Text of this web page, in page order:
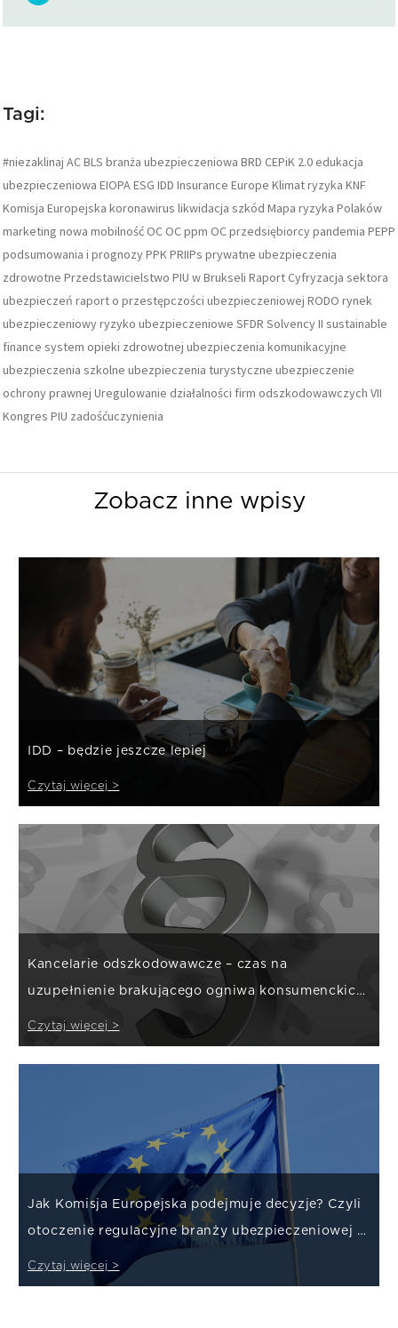
dźwiękowych
Tagi:
#niezaklinaj ACBLS branża ubezpieczeniowa BRD CEPiK 2.0 edukacja
ubezpieczeniowa EIOPAESG IDD Insurance Europe Klimat ryzyka KNF
Komisja Europejska koronawirus likwidacja szkód Mapa ryzyka Polaków
marketing nowa mobilność OC OC ppm OC przedsiębiorcypandemia PEPP
podsumowania i prognozyPPKPRIIPs prywatne ubezpieczenia
zdrowotne Przedstawicielstwo PIU w Brukseli Raport Cyfryzacja sektora
ubezpieczeń raport o przestępczości ubezpieczeniowej RODO rynek
ubezpieczeniowyryzyko ubezpieczeniowe SFDR Solvency II sustainable
finance system opieki zdrowotnej ubezpieczenia komunikacyjne
ubezpieczenia szkolne ubezpieczenia turystyczne ubezpieczenie
ochrony prawnej Uregulowanie działalności firm odszkodowawczych VII
Kongres PIU zadośćuczynienia
Zobacz inne wpisy
IDD – będzie jeszcze lepiej
Czytaj więcej >
Kancelarie odszkodowawcze – czas na
uzupełnienie brakującego ogniwa konsumenckich
Czytaj więcej >
Jak Komisja Europejska podejmuje decyzje? Czyli
otoczenie regulacyjne branży ubezpieczeniowej w
Czytaj więcej >